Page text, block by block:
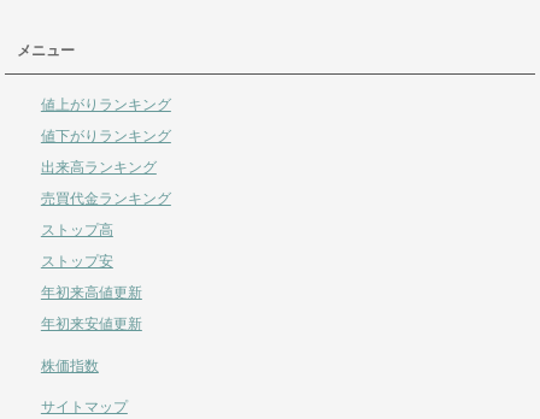
メニュー
値上がりランキング
値下がりランキング
出来高ランキング
売買代金ランキング
ストップ高
ストップ安
年初来高値更新
年初来安値更新
株価指数
サイトマップ